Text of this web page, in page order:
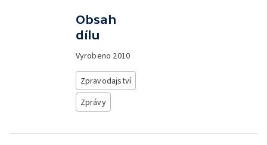
Obsah
dílu
Vyrobeno 2010
Zpravodajství
Zprávy